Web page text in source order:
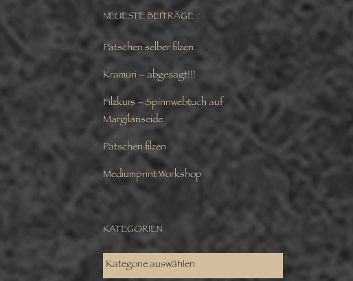
NEUESTE BEITRÄGE
Patschen selber filzen
Kramuri – abgesagt!!!
Filzkurs – Spinnwebtuch auf
Margilanseide
Patschen filzen
Mediumprint Workshop
KATEGORIEN
KATEGORIEN